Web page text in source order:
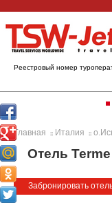
Реестровый номер
Главная :: Италия ::
Отель
Забронировать